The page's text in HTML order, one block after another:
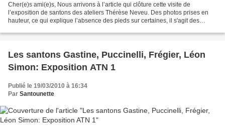
Cher(e)s ami(e)s, Nous arrivons à l’article qui clôture cette visite de
l’exposition de santons des ateliers Thérèse Neveu. Des photos prises en
hauteur, ce qui explique l’absence des pieds sur certaines, il s'agit des
Les santons Gastine, Puccinelli, Frégier, Léon
Simon: Exposition ATN 1
Publié le 19/03/2010 à 16:34
Par Santounette